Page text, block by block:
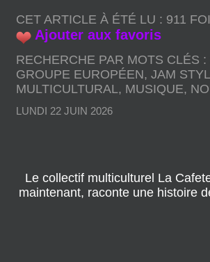
CET ARTICLE À ÉTÉ LU : 911
Ajouter aux favoris
RECHERCHE PAR MOTS CLÉS :
GROUPE EUROPÉEN,JAM
MULTICULTURAL, MUSIQUE,
LUNDI 22 JUIN 2026
Le collectif multiculturel La
maintenant, raconte une histoire